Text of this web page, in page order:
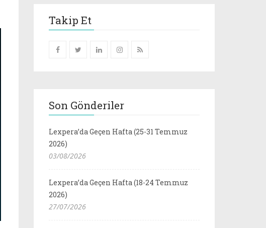
Takip Et
Son Gönderiler
Lexpera’da Geçen Hafta (25-31 Temmuz
2026)
03/08/2026
Lexpera’da Geçen Hafta (18-24 Temmuz
2026)
27/07/2026